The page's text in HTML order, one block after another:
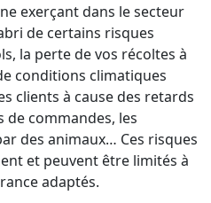
exerçant dans le secteur
de certains risques
la perte de vos récoltes à
conditions climatiques
clients à cause des retards
commandes, les
des animaux… Ces risques
et peuvent être limités à
adaptés.